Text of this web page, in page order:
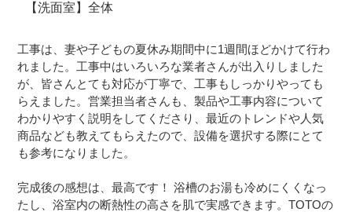
【洗面室】全体
工事は、妻や子どもの夏休み期間中に1週間ほどかけて行わ
れました。工事中はいろいろな業者さんが出入りしました
が、皆さんとても対応が丁寧で、工事もしっかりやっても
らえました。営業担当者さんも、製品や工事内容について
わかりやすく説明をしてくださり、最近のトレンドや人気
商品なども教えてもらえたので、設備を選択する際にとて
も参考になりました。
完成後の感想は、最高です！ 浴槽のお湯も冷めにくくなっ
たし、浴室内の断熱性の高さを肌で実感できます。TOTOの